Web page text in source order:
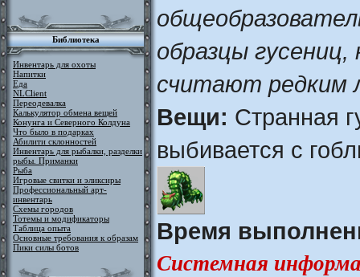
Библиотека
Инвентарь для охоты
Напитки
Еда
NLClient
Переодевалка
Калькулятор обмена вещей
Конунга и Северного Колдуна
Что было в подарках
Абилити склонностей
Инвентарь для рыбалки, разделки
рыбы. Приманки
Рыба
Игровые свитки и эликсиры
Профессиональный арт-
инвентарь
Схемы городов
Тотемы и модификаторы
Таблица опыта
Основные требования к образам
Пики силы ботов
образцы
считают редким
Вещи: Странная
выбивается с
Время
Системная